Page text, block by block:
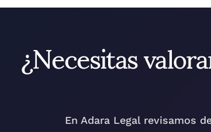
¿Necesitas
En Adara Legal revisamos